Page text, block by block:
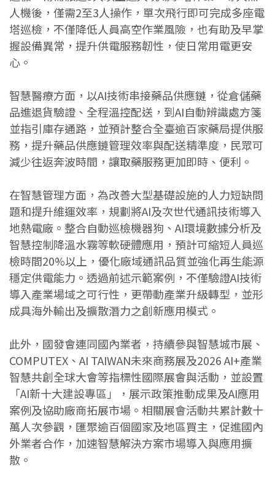
人機後，僅需2至3人操作，單次飛行即可完成多座電
塔巡檢，不僅降低人員高空作業風險，也有助及早掌
握設備異常，提升供電服務韌性，使日常用電更安
心。
智慧醫療方面，以AI技術串接藥品供應鏈，從倉儲藥
品進退貨驗證、全程溫控配送，到AI自動辨識處方箋
並指引庫存通路，並預計整合全臺逾百家藥局提供服
務，提升藥品供應鏈管理效率與配送精準度，民眾可
減少往返奔波時間，讓取藥服務更加即時、便利。
在智慧管理方面，為改善大型基礎設施的人力短缺問
題和提升維運效率，規劃將AI及次世代通訊技術導入
地熱電廠。整合自動巡檢機器狗、AI環境數據分析及
智慧控制降溫水霧等軟硬體應用，預計可縮短人員巡
檢時間20%以上，優化廠域通訊品質並強化再生能源
穩定供電能力。透過前述示範案例，不僅驗證AI技術
導入產業場域之可行性，更帶動產業升級轉型，並形
成具海外輸出及擴散潛力之創新應用模式。
此外，國發會連同國內業者，持續參與智慧城市展、
COMPUTEX、AI TAIWAN未來商務展及2026 AI+產業
智慧共創全球大會等指標性國際展會與活動，並設置
「AI新十大建設專區」，展示政策推動成果及AI應用
案例及協助廠商拓展市場。相關展會活動共累計數十
萬人次參觀，匯聚逾百個國家及地區買主，促進國內
外業者合作，加速智慧解決方案市場導入與應用擴
散。